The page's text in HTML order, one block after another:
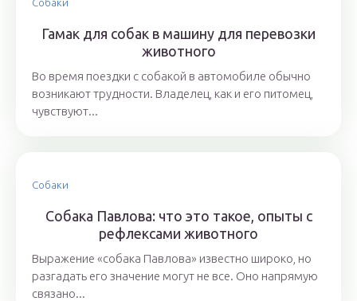
Собаки
Гамак для собак в машину для перевозки
животного
Во время поездки с собакой в автомобиле обычно
возникают трудности. Владелец, как и его питомец,
чувствуют...
Собаки
Собака Павлова: что это такое, опыты с
рефлексами животного
Выражение «собака Павлова» известно широко, но
разгадать его значение могут не все. Оно напрямую
связано...